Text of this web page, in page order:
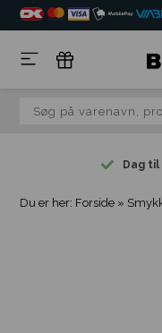
Dag
Du er her: Forside »